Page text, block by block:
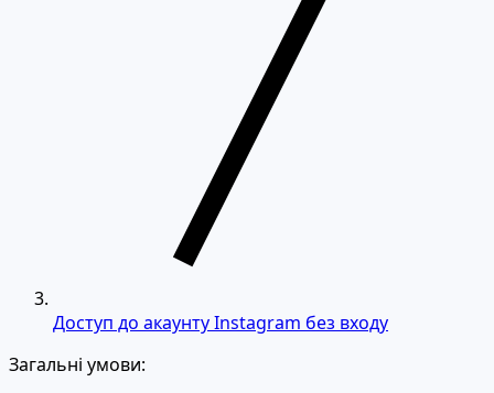
Доступ до акаунту Instagram без входу
Загальні умови: